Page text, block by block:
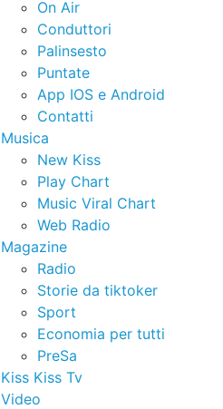
On Air
Conduttori
Palinsesto
Puntate
App IOS e Android
Contatti
Musica
New Kiss
Play Chart
Music Viral Chart
Web Radio
Magazine
Radio
Storie da tiktoker
Sport
Economia per tutti
PreSa
Kiss Kiss Tv
Video